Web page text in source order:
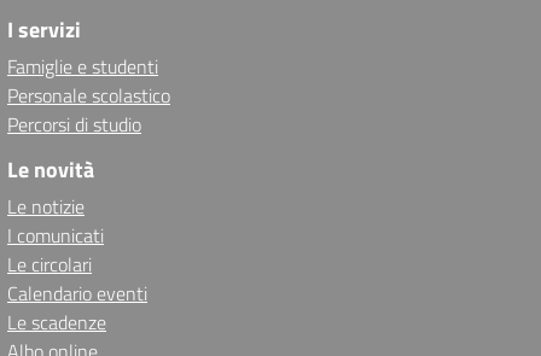
I servizi
Famiglie e studenti
Personale scolastico
Percorsi di studio
Le novità
Le notizie
I comunicati
Le circolari
Calendario eventi
Le scadenze